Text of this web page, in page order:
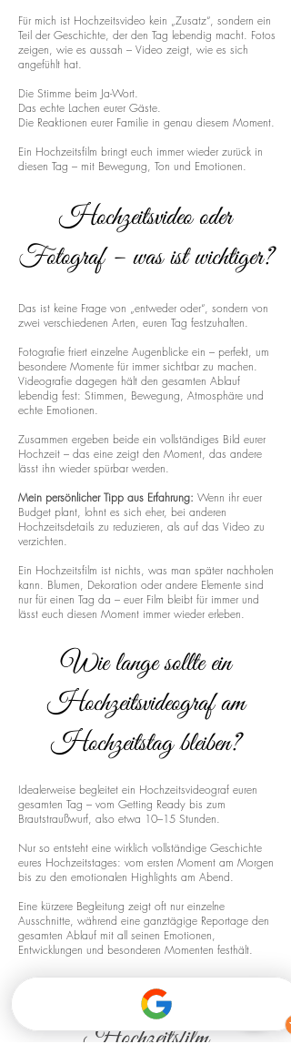
Für mich ist Hochzeitsvideo kein „Zusatz“, sondern ein
Teil der Geschichte, der den Tag lebendig macht. Fotos
zeigen, wie es aussah – Video zeigt, wie es sich
angefühlt hat.
Die Stimme beim Ja-Wort.
Das echte Lachen eurer Gäste.
Die Reaktionen eurer Familie in genau diesem Moment.
Ein Hochzeitsfilm bringt euch immer wieder zurück in
diesen Tag – mit Bewegung, Ton und Emotionen.
Hochzeitsvideo oder
Fotograf – was ist wichtiger?
Das ist keine Frage von „entweder oder“, sondern von
zwei verschiedenen Arten, euren Tag festzuhalten.
Fotografie friert einzelne Augenblicke ein – perfekt, um
besondere Momente für immer sichtbar zu machen.
Videografie dagegen hält den gesamten Ablauf
lebendig fest: Stimmen, Bewegung, Atmosphäre und
echte Emotionen.
Zusammen ergeben beide ein vollständiges Bild eurer
Hochzeit – das eine zeigt den Moment, das andere
lässt ihn wieder spürbar werden.
Mein persönlicher Tipp aus Erfahrung: Wenn ihr euer
Budget plant, lohnt es sich eher, bei anderen
Hochzeitsdetails zu reduzieren, als auf das Video zu
verzichten.
Ein Hochzeitsfilm ist nichts, was man später nachholen
kann. Blumen, Dekoration oder andere Elemente sind
nur für einen Tag da – euer Film bleibt für immer und
lässt euch diesen Moment immer wieder erleben.
Wie lange sollte ein
Hochzeitsvideograf am
Hochzeitstag bleiben?
Idealerweise begleitet ein Hochzeitsvideograf euren
gesamten Tag – vom Getting Ready bis zum
Brautstraußwurf, also etwa 10–15 Stunden.
Nur so entsteht eine wirklich vollständige Geschichte
eures Hochzeitstages: vom ersten Moment am Morgen
bis zu den emotionalen Highlights am Abend.
Eine kürzere Begleitung zeigt oft nur einzelne
Ausschnitte, während eine ganztägige Reportage den
gesamten Ablauf mit all seinen Emotionen,
Entwicklungen und besonderen Momenten festhält.
Drohnenaufnahmen für euren